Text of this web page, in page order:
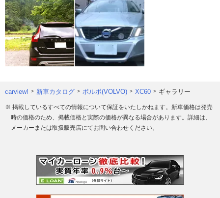
carview! 新車カタログ ボルボ(VOLVO) XC60 ギャラリー
※ 掲載しているすべての情報について保証をいたしかねます。新車価格は発売
時の価格のため、掲載価格と実際の価格が異なる場合があります。詳細は、
メーカーまたは取扱販売店にてお問い合わせください。